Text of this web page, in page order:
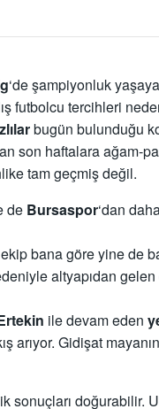
‘de şampiyonluk
futbolcu tercihleri
bugün bulunduğu
son haftalara ağam-
tam geçmiş değil.
de Bursaspor‘dan
ekip bana göre yine de
altyapıdan
ile devam eden
arıyor. Gidişat
sonuçları doğurabilir.